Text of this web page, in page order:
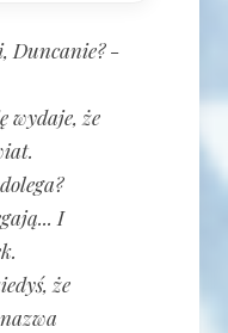
Duncanie? -
wydaje, że
I
że